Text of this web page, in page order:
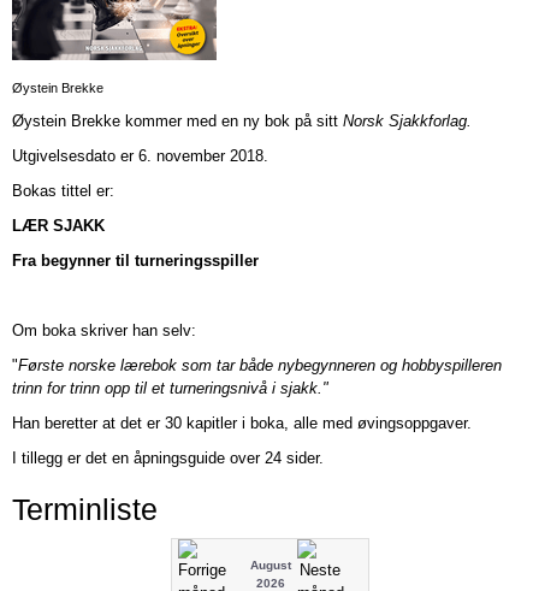
Øystein Brekke
Øystein Brekke kommer med en ny bok på sitt Norsk Sjakkforlag.
Utgivelsesdato er 6. november 2018.
Bokas tittel er:
LÆR SJAKK
Fra begynner til turneringsspiller
Om boka skriver han selv:
"Første norske lærebok som tar både nybegynneren og hobbyspilleren
trinn for trinn opp til et turneringsnivå i sjakk."
Han beretter at det er 30 kapitler i boka, alle med øvingsoppgaver.
I tillegg er det en åpningsguide over 24 sider.
Terminliste
August
2026